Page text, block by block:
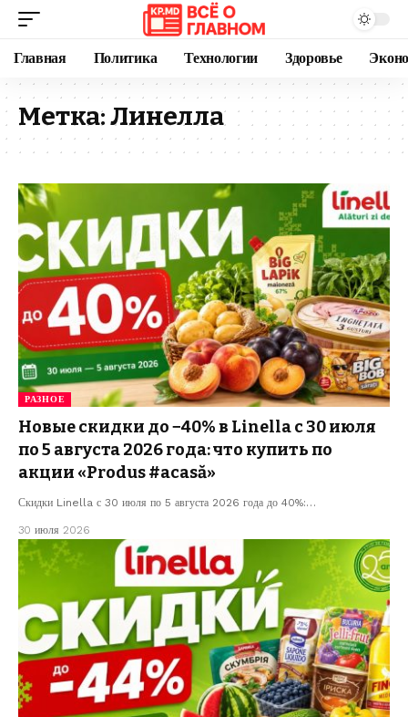
Главная Политика Технологии Здоровье
Метка:Линелла
РАЗНОЕ
Новые скидки до −40% в Linella с 30 июля
по 5 августа 2026 года: что купить по
акции «Produs #acasă»
Скидки Linella с 30 июля по 5 августа 2026 года до 40%:…
30 июля 2026